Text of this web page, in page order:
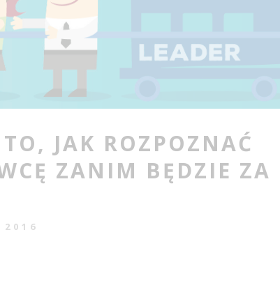
JAK ROZPOZNAĆ
ZANIM BĘDZIE ZA
2016